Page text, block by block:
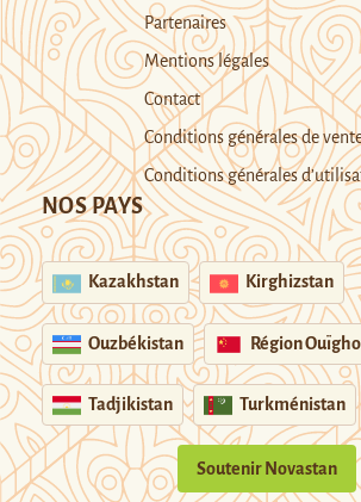
Partenaires
Mentions légales
Contact
Conditions générales de
Conditions générales
NOS PAYS
Kazakhstan Kirghizstan
Ouzbékistan Région
Tadjikistan Turkménistan
Soutenir Novastan